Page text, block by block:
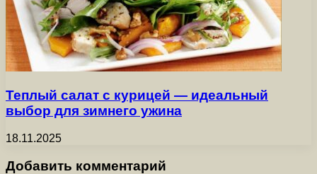
Теплый салат с курицей — идеальный
выбор для зимнего ужина
18.11.2025
Добавить комментарий